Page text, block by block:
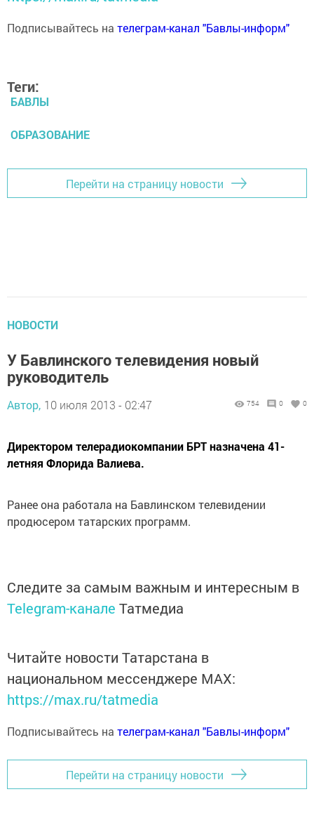
Подписывайтесь на телеграм-канал "Бавлы-информ"
Теги:
БАВЛЫ
ОБРАЗОВАНИЕ
Перейти на страницу новости
НОВОСТИ
У Бавлинского телевидения новый
руководитель
Автор, 10 июля 2013 - 02:47 754 0 0
Директором телерадиокомпании БРТ назначена 41-
летняя Флорида Валиева.
Ранее она работала на Бавлинском телевидении
продюсером татарских программ.
Следите за самым важным и интересным в
Telegram-канале Татмедиа
Читайте новости Татарстана в
национальном мессенджере MАХ:
https://max.ru/tatmedia
Подписывайтесь на телеграм-канал "Бавлы-информ"
Перейти на страницу новости